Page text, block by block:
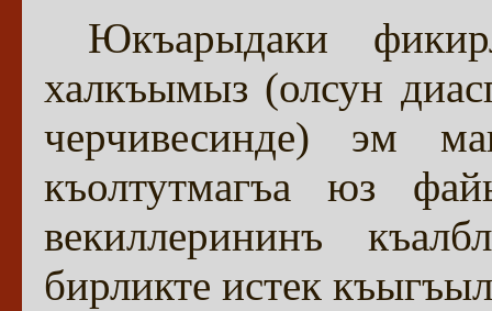
Юкъарыдаки
халкъымыз (олсун
черчивесинде) эм
къолтутмагъа юз
векиллерининъ
бирликте истек